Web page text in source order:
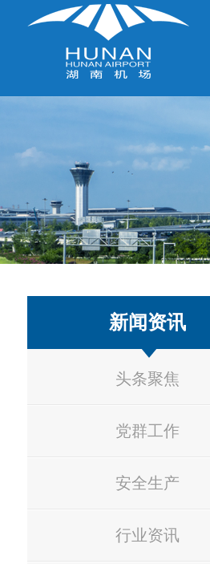
新闻资讯
头条聚焦
党群工作
安全生产
行业资讯